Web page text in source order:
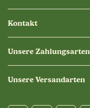
Kontakt
Unsere Zahlungsarten
Unsere Versandarten